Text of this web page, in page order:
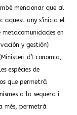
mencionar que al
aquest any s’inicia el
metacomunidades en
y gestión)
d’Economia,
espècies de
que permetrà
a la sequera i
més, permetrà